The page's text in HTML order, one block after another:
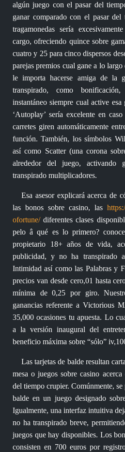
algún juego con el pasar del
ganar comparado con el pasar
tragamonedas serí­a
cargo, ofreciendo quince sobre
cuatro y 25 para cinco dispersos
parejas premios cual gane a lo
le importa hacerse amiga de la
transpirado, como
instantáneo siempre cual active
‘Autoplay’ serí­a excelente en
carretes giren automáticamente
función. También, los símbolos
así­ como Scatter (una corona
alrededor del juego,
transpirado multiplicadores.
Esa asesor explicará acerca de
las bonos sobre casino, las
ofortune/diferentes clases
pelo â qué es lo primero?
propietario 18+ años de vida,
publicidad, y no ha transpirado
Intimidad así­ como las Palabras y
precios van desde cero,01 hasta
mínima de 0,25 por giro.
ganancias referente a Victorious
35,000 ocasiones tu apuesta. Lo
a la versión inaugural del
beneficio máxima sobre “sólo”
Las tarjetas de balde resultan
mesa o juegos sobre casino
del tiempo crupier. Comúnmente,
balde en un juego designado
Igualmente, una interfaz intuitiva
no ha transpirado breve,
juegos que hay disponibles. Los
consisten en 700 euros por